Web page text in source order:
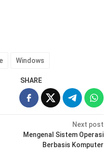
Windows
SHARE
Next post
Mengenal Sistem Operasi
Berbasis Komputer